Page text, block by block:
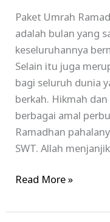
Paket Umrah
adalah bulan yang
keseluruhannya
Selain itu juga
bagi seluruh dunia
berkah. Hikmah
berbagai amal
Ramadhan
SWT. Allah
Read More »